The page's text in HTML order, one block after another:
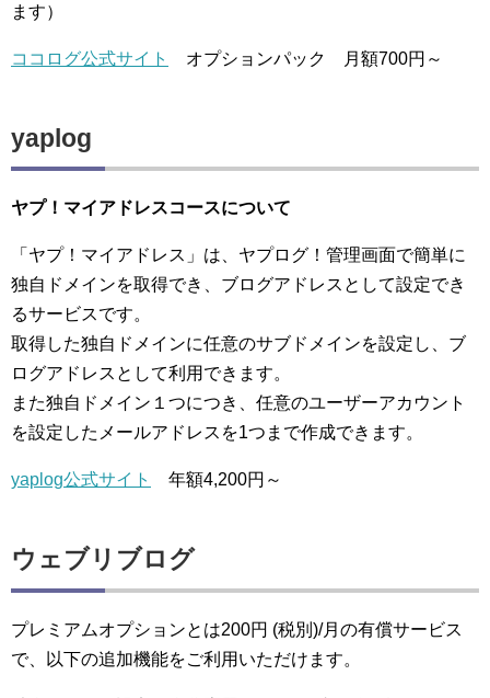
ます）
ココログ公式サイト オプションパック 月額700円～
yaplog
ヤプ！マイアドレスコースについて
「ヤプ！マイアドレス」は、ヤプログ！管理画面で簡単に
独自ドメインを取得でき、ブログアドレスとして設定でき
るサービスです。
取得した独自ドメインに任意のサブドメインを設定し、ブ
ログアドレスとして利用できます。
また独自ドメイン１つにつき、任意のユーザーアカウント
を設定したメールアドレスを1つまで作成できます。
yaplog公式サイト 年額4,200円～
ウェブリブログ
プレミアムオプションとは200円 (税別)/月の有償サービス
で、以下の追加機能をご利用いただけます。